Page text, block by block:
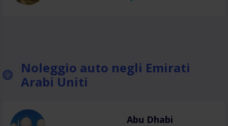
Noleggio auto negli Emirati
Arabi Uniti
Abu Dhabi